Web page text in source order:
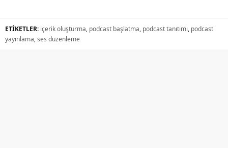
ETİKETLER: içerik oluşturma, podcast başlatma, podcast tanıtımı, podcast
yayınlama,ses düzenleme